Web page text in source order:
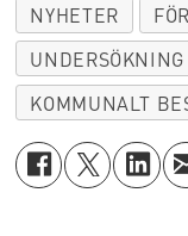
NYHETER
UNDERSÖKNING
KOMMUNALT